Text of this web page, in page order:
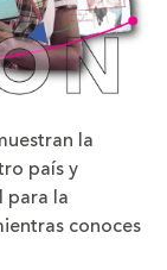
la
país y
para la
conoces